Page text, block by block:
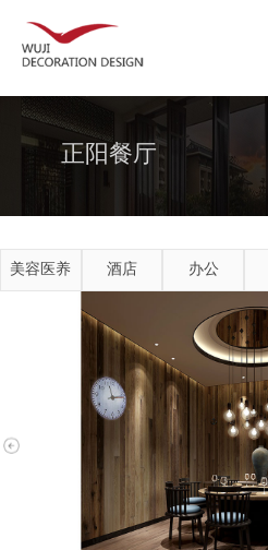
正阳餐厅
美容医养 酒店 办公